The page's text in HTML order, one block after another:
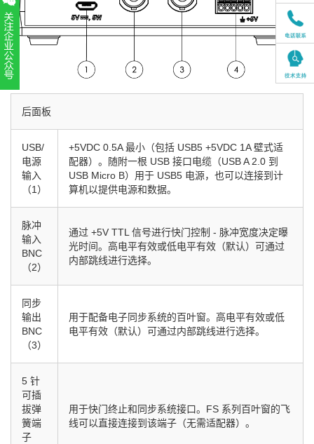
后面板
USB/
电源
输入
（1）
+5VDC 0.5A 最小（包括 USB5 +5VDC 1A 壁式适
配器）。随附一根 USB 接口电缆（USB A 2.0 到
USB Micro B）用于 USB5 电源，也可以连接到计
算机以提供电源和数据。
脉冲
输入
BNC
（2）
通过 +5V TTL 信号进行快门控制 - 脉冲宽度决定曝
光时间。高电平有效或低电平有效（默认）可通过
内部跳线进行选择。
同步
输出
BNC
（3）
用于配备电子同步系统的百叶窗。高电平有效或低
电平有效（默认）可通过内部跳线进行选择。
5 针
可插
拔弹
簧端
子
用于快门终止和同步系统接口。FS 系列百叶窗的飞
线可以直接连接到该端子（无需适配器）。
010-52867771